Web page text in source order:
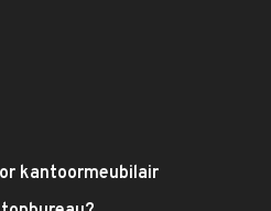
kantoormeubilair